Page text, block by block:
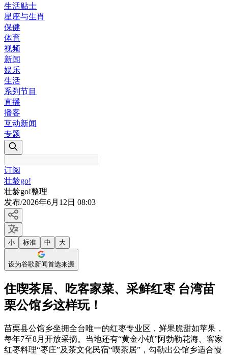
生活贴士
星座与生肖
保健
体育
视频
新闻
娱乐
生活
系列节目
直播
播客
互动新闻
专题
订阅
壮龄go!
壮龄go!整理
发布/2026年6月12日 08:03
小 标准 中 大
设为谷歌新闻首选来源
住喫茶居、吃客家菜、采鲜红枣 台湾苗
栗公馆乡这样玩！
苗栗县公馆乡坐拥全台唯一的红枣专业区，鲜果脆甜如苹果，
每年7至8月开放采摘。当地还有“黄金小镇”阿勃勒花海、客家
红枣料理“枣庄”及茶文化民宿“喫茶居”，勾勒出公馆乡适合慢